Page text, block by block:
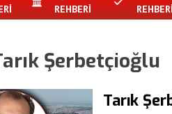
REHBERİ
Şerbetçioğlu
Tarık